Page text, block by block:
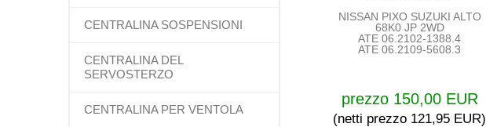
CENTRALINA SOSPENSIONI
CENTRALINA DEL
SERVOSTERZO
CENTRALINA PER VENTOLA
NISSAN PIXO SUZUKI ALTO
68K0 JP 2WD
ATE 06.2102-1388.4
ATE 06.2109-5608.3
prezzo 150,00 EUR
(netti prezzo 121,95 EUR)